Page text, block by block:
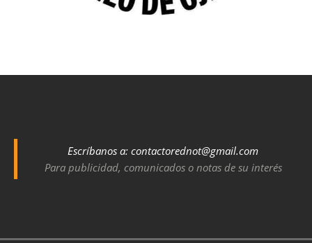
Escríbanos a: contactorednot@gmail.com
Para publicidad, comunicados o notas de su interés